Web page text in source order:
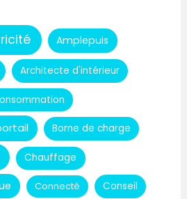
Amplepuis
Architecte d'intérieur
Borne de charge
Chauffage
Connecté Conseil